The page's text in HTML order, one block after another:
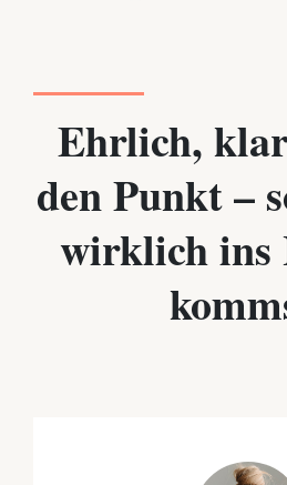
Ehrlich,
den Punkt –
wirklich ins